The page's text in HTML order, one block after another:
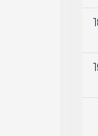
رقم 189
رقم 192